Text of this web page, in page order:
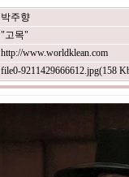
박주향
"고목"
http://www.worldklean.com
file0-9211429666612.jpg(158